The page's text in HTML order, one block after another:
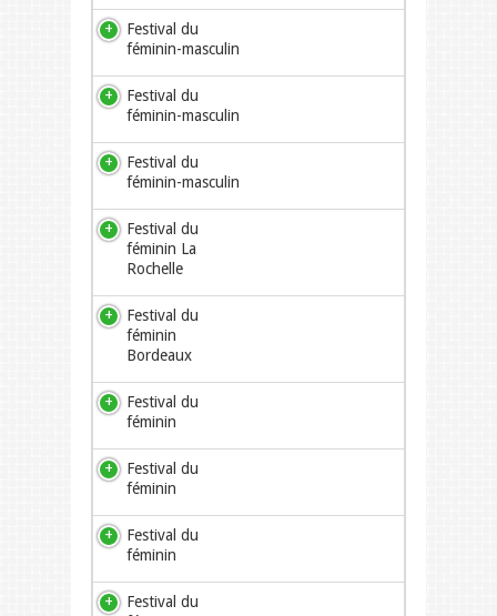
Festival du
féminin-masculin
Festival du
féminin-masculin
Festival du
féminin-masculin
Festival du
féminin La
Rochelle
Festival du
féminin
Bordeaux
Festival du
féminin
Festival du
féminin
Festival du
féminin
Festival du